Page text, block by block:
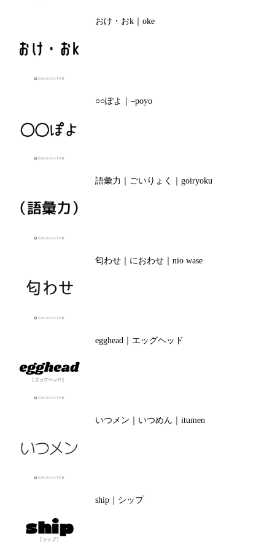
おけ・おk｜oke
○○ぽよ｜–poyo
語彙力｜ごいりょく｜goiryoku
匂わせ｜におわせ｜nio wase
egghead｜エッグヘッド
いつメン｜いつめん｜itumen
ship｜シップ